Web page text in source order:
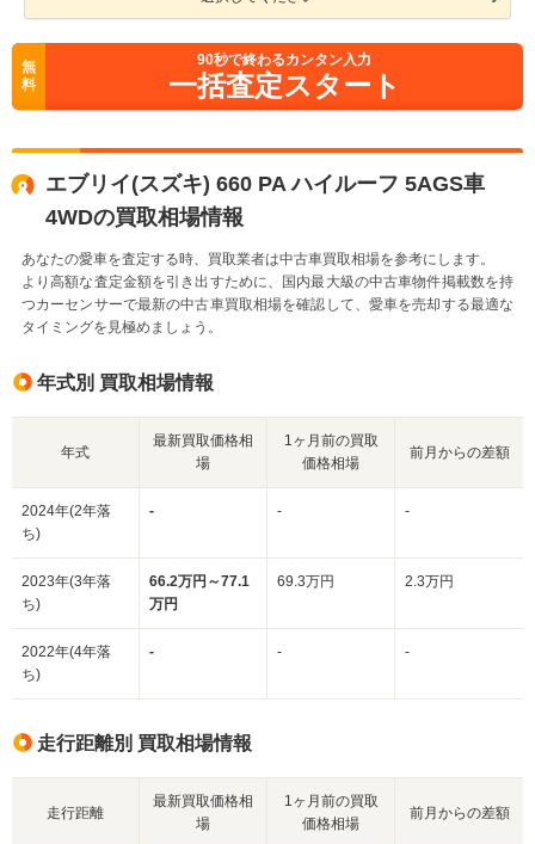
無
料
90秒で終わるカンタン入力
一括査定スタート
エブリイ(スズキ) 660 PA ハイルーフ 5AGS車
4WDの買取相場情報
あなたの愛車を査定する時、買取業者は中古車買取相場を参考にします。
より高額な査定金額を引き出すために、国内最大級の中古車物件掲載数を持
つカーセンサーで最新の中古車買取相場を確認して、愛車を売却する最適な
タイミングを見極めましょう。
年式別 買取相場情報
年式
最新買取価格相
場
1ヶ月前の買取
価格相場
前月からの差額
2024年(2年落
ち)
- - -
2023年(3年落
ち)
66.2万円～77.1
万円
69.3万円 2.3万円
2022年(4年落
ち)
- - -
走行距離別 買取相場情報
走行距離
最新買取価格相
場
1ヶ月前の買取
価格相場
前月からの差額